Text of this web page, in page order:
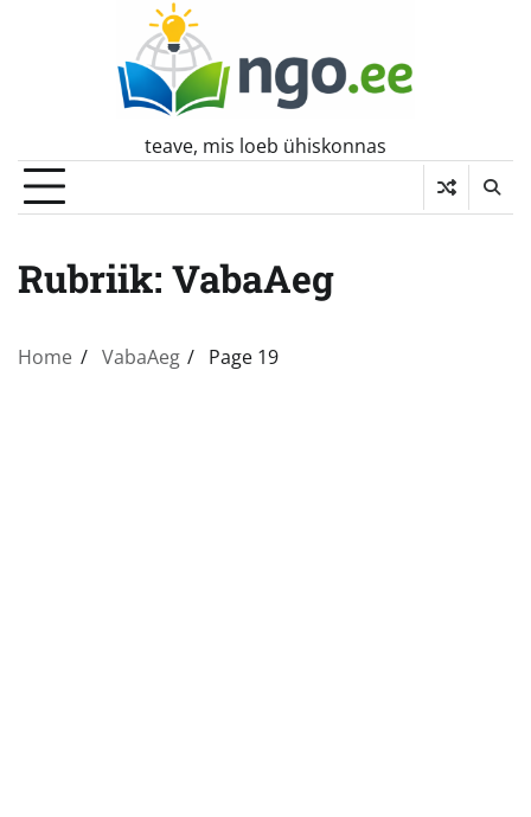
teave, mis loeb ühiskonnas
Rubriik: VabaAeg
Home VabaAeg Page 19